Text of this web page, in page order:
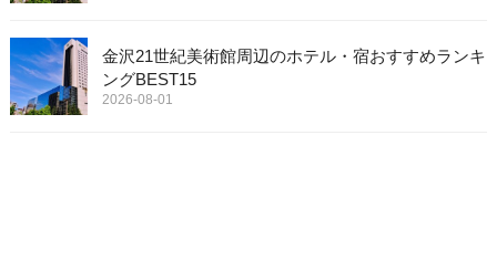
金沢21世紀美術館周辺のホテル・宿おすすめランキ
ングBEST15
2026-08-01